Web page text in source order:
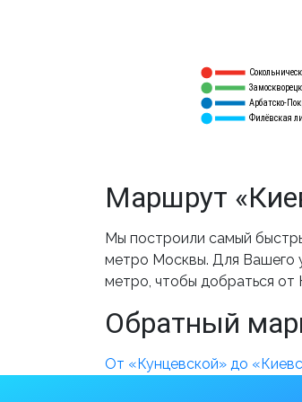
Арбатско-
Филёвская
Маршрут
Мы построили самый
метро Москвы. Для Вашего
метро, чтобы добраться от
Обратный
От «Кунцевской» до